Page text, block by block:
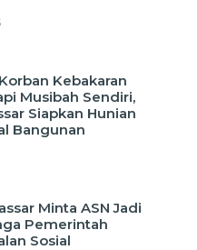
Kebakaran
Musibah Sendiri,
Siapkan Hunian
Bangunan
Minta ASN Jadi
Pemerintah
Sosial